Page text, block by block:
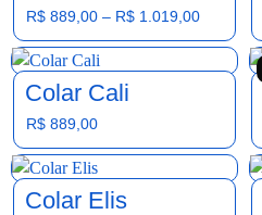
R$ 889,00 – R$ 1.019,00
Colar Cali
R$ 889,00
Colar Elis